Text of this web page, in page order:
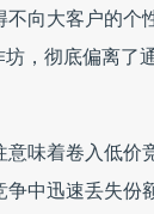
向大客户的个
，彻底偏离了
味着卷入低价
中迅速丢失份